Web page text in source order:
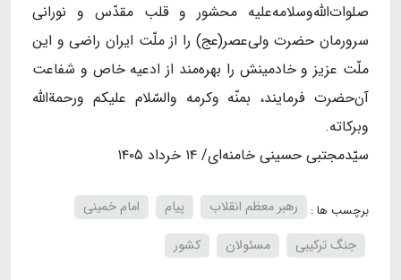
صلوات‌الله‌وسلامه‌علیه محشور و قلب مقدّس و نورانی
سرورمان حضرت ولی‌عصر(عج) را از ملّت ایران راضی و این
ملّت عزیز و خادمینش را بهره‌مند از ادعیه‌ خاص و شفاعت
آن‌حضرت فرمایند، بمنّه وکرمه والسّلام علیکم ورحمة‌الله
وبرکاته.
سیّدمجتبی حسینی خامنه‌ای/ ۱۴ خرداد ۱۴۰۵
برچسب ها : رهبر معظم انقلاب پیام
امام خمینی
جنگ ترکیبی
مسئولان کشور